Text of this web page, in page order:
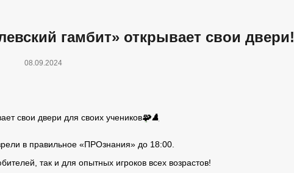
гамбит» открывает свои двери!
08.09.2024
свои двери для своих учеников🧩♟️
в правильное «ПРОзнания» до 18:00.
так и для опытных игроков всех возрастов!